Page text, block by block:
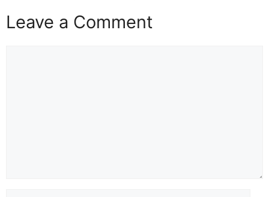
Leave a Comment